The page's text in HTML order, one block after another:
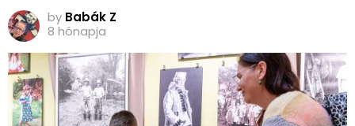
by Babák Z
8 hónapja